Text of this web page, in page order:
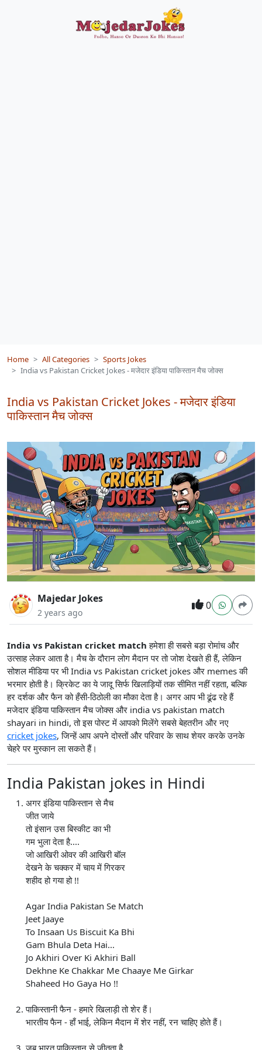
Home All Categories
Sports Jokes
India vs Pakistan Cricket Jokes - मजेदार इंडिया पाकिस्तान मैच जोक्स
India vs Pakistan Cricket Jokes - मजेदार इंडिया
पाकिस्तान मैच जोक्स
Majedar Jokes
2 years ago
0
India vs Pakistan cricket match हमेशा ही सबसे बड़ा रोमांच और
उत्साह लेकर आता है। मैच के दौरान लोग मैदान पर तो जोश देखते ही हैं, लेकिन
सोशल मीडिया पर भी India vs Pakistan cricket jokes और memes की
भरमार होती है। क्रिकेट का ये जादू सिर्फ खिलाड़ियों तक सीमित नहीं रहता, बल्कि
हर दर्शक और फैन को हँसी-ठिठोली का मौका देता है। अगर आप भी ढूंढ रहे हैं
मजेदार इंडिया पाकिस्तान मैच जोक्स और india vs pakistan match
shayari in hindi, तो इस पोस्ट में आपको मिलेंगे सबसे बेहतरीन और नए
cricket jokes, जिन्हें आप अपने दोस्तों और परिवार के साथ शेयर करके उनके
चेहरे पर मुस्कान ला सकते हैं।
India Pakistan jokes in Hindi
अगर इंडिया पाकिस्तान से मैच
जीत जाये
तो इंसान उस बिस्कीट का भी
गम भुला देता है....
जो आखिरी ओवर की आखिरी बॉल
देखने के चक्कर में चाय में गिरकर
शहीद हो गया हो !!
Agar India Pakistan Se Match
Jeet Jaaye
To Insaan Us Biscuit Ka Bhi
Gam Bhula Deta Hai...
Jo Akhiri Over Ki Akhiri Ball
Dekhne Ke Chakkar Me Chaaye Me Girkar
Shaheed Ho Gaya Ho !!
पाकिस्तानी फैन - हमारे खिलाड़ी तो शेर हैं।
भारतीय फैन - हाँ भाई, लेकिन मैदान में शेर नहीं, रन चाहिए होते हैं।
जब भारत पाकिस्तान से जीतता है,